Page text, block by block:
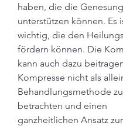
haben, die die Genesung
unterstützen können. Es
wichtig, die den
fördern können. Die
kann auch dazu
Kompresse nicht als
Behandlungsmethode zu
betrachten und einen
ganzheitlichen Ansatz zur